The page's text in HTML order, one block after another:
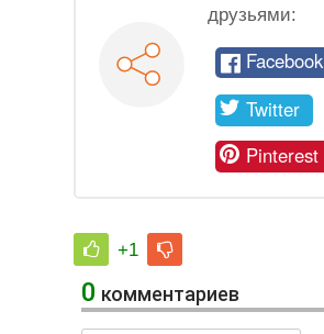
друзьями:
Facebook
Twitter
Pinterest
+1
0 комментариев